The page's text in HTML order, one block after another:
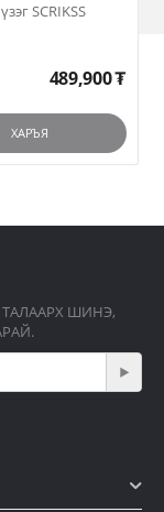
SCRIKSS
489,900₮
ХАРЪЯ
ШИНЭ,